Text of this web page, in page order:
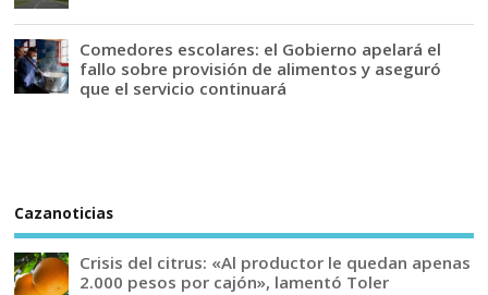
Comedores escolares: el Gobierno apelará el
fallo sobre provisión de alimentos y aseguró
que el servicio continuará
Cazanoticias
Crisis del citrus: «Al productor le quedan apenas
2.000 pesos por cajón», lamentó Toler